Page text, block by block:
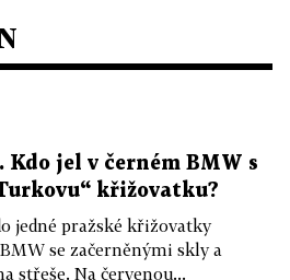
Kdo jel v černém BMW s
křižovatku?
jedné pražské křižovatky
se začerněnými skly a
střeše. Na červenou...